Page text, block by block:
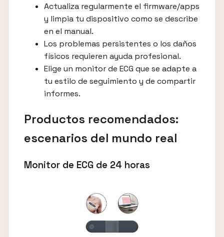
Actualiza regularmente el firmware/apps
y limpia tu dispositivo como se describe
en el manual.
Los problemas persistentes o los daños
físicos requieren ayuda profesional.
Elige un monitor de ECG que se adapte a
tu estilo de seguimiento y de compartir
informes.
Productos recomendados:
escenarios del mundo real
Monitor de ECG de 24 horas